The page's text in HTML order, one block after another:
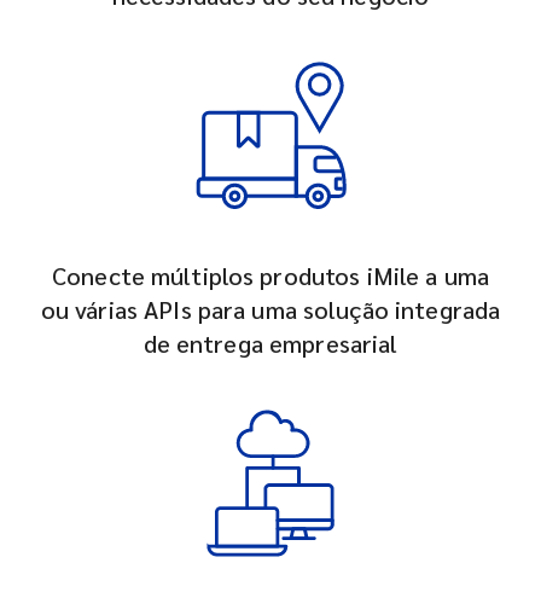
Conecte múltiplos produtos iMile a uma
ou várias APIs para uma solução integrada
de entrega empresarial